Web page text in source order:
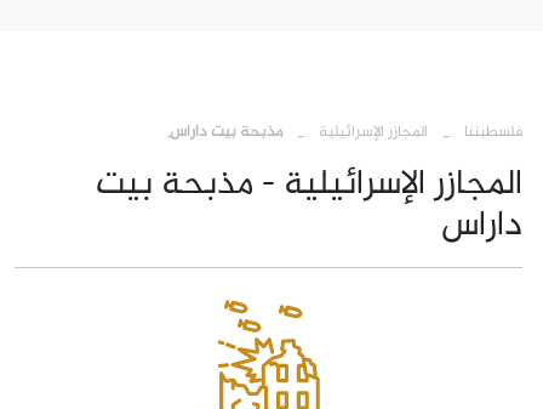
فلسطيننا › المجازر الإسرائيلية مذبحة بيت داراس
المجازر الإسرائيلية - مذبحة بيت
داراس